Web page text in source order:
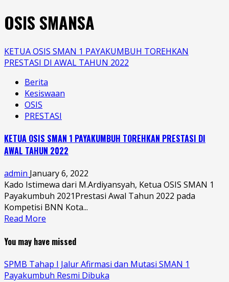
OSIS SMANSA
KETUA OSIS SMAN 1 PAYAKUMBUH TOREHKAN
PRESTASI DI AWAL TAHUN 2022
Berita
Kesiswaan
OSIS
PRESTASI
KETUA OSIS SMAN 1 PAYAKUMBUH TOREHKAN PRESTASI DI
AWAL TAHUN 2022
admin January 6, 2022
Kado Istimewa dari M.Ardiyansyah, Ketua OSIS SMAN 1
Payakumbuh 2021Prestasi Awal Tahun 2022 pada
Kompetisi BNN Kota...
Read More
You may have missed
SPMB Tahap I Jalur Afirmasi dan Mutasi SMAN 1
Payakumbuh Resmi Dibuka